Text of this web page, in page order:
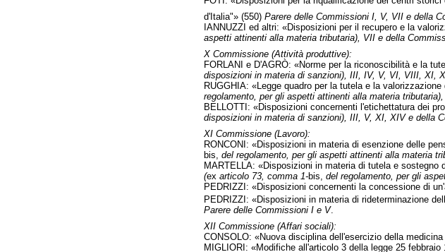
d'Italia"» (550) Parere delle Commissioni I, V, VII e della
IANNUZZI ed altri: «Disposizioni per il recupero e la
aspetti attinenti alla materia tributaria), VII e della
X Commissione (Attività produttive):
FORLANI e D'AGRÒ: «Norme per la riconoscibilità e la
disposizioni in materia di sanzioni), III, IV, V, VI, VIII, XI,
RUGGHIA: «Legge quadro per la tutela e la
regolamento, per gli aspetti attinenti alla materia
BELLOTTI: «Disposizioni concernenti l'etichettatura dei
disposizioni in materia di sanzioni), III, V, XI, XIV e della
XI Commissione (Lavoro):
RONCONI: «Disposizioni in materia di esenzione delle
bis, del regolamento, per gli aspetti attinenti alla materia
MARTELLA: «Disposizioni in materia di tutela e
(ex articolo 73, comma 1-bis, del regolamento, per gli
PEDRIZZI: «Disposizioni concernenti la concessione di
PEDRIZZI: «Disposizioni in materia di rideterminazione
Parere delle Commissioni I e V.
XII Commissione (Affari sociali):
CONSOLO: «Nuova disciplina dell'esercizio della medicina
MIGLIORI: «Modifiche all'articolo 3 della legge 25